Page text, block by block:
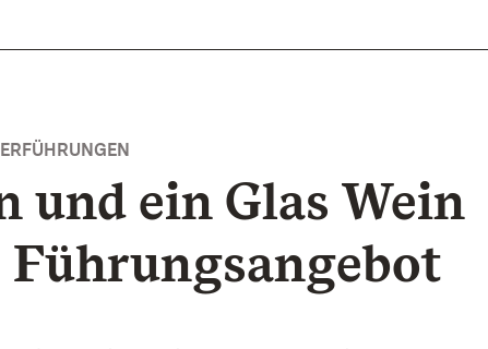
und ein Glas Wein
Führungsangebot